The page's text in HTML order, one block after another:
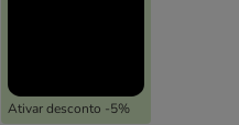
Ativar desconto -5%